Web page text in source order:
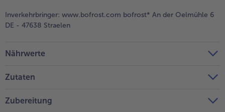
Weiterempfehlen &
Inverkehrbringer: www.bofrost.com bofrost* An der Oelmühle 6
DE - 47638 Straelen
Nährwerte
Zutaten
Zubereitung